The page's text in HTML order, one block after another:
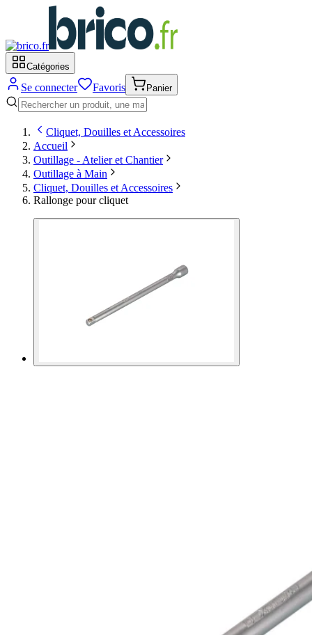
Catégories
Se connecter Favoris Panier
Cliquet, Douilles et Accessoires
Accueil
Outillage - Atelier et Chantier
Outillage à Main
Cliquet, Douilles et Accessoires
Rallonge pour cliquet